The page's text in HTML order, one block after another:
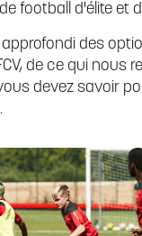
football d'élite et
des
de ce qui nous
devez savoir